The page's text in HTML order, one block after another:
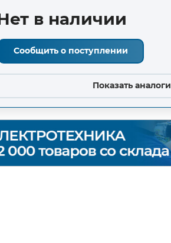
Нет в наличии
Сообщить о поступлении
Показать аналоги